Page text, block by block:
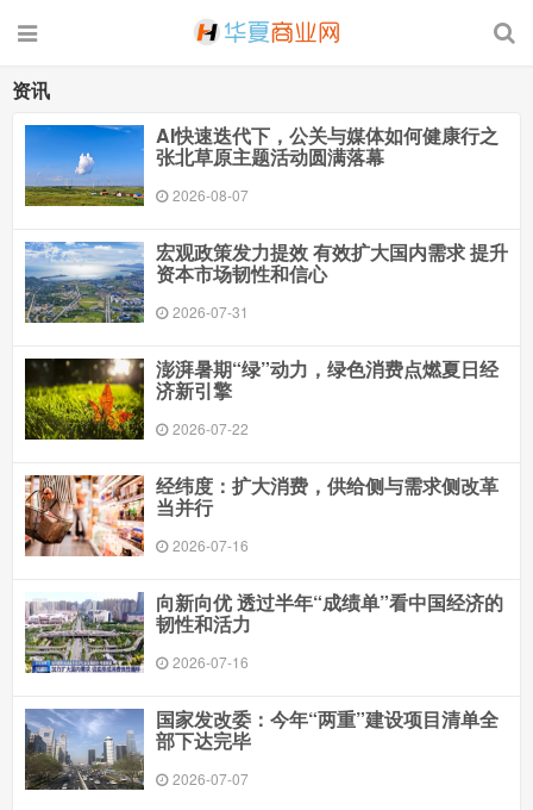
资讯
AI快速迭代下，公关与媒体如何健康行之
张北草原主题活动圆满落幕
2026-08-07
宏观政策发力提效 有效扩大国内需求 提升
资本市场韧性和信心
2026-07-31
澎湃暑期“绿”动力，绿色消费点燃夏日经
济新引擎
2026-07-22
经纬度：扩大消费，供给侧与需求侧改革
当并行
2026-07-16
向新向优 透过半年“成绩单”看中国经济的
韧性和活力
2026-07-16
国家发改委：今年“两重”建设项目清单全
部下达完毕
2026-07-07